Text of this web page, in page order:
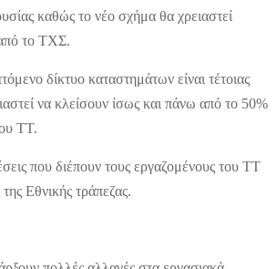
καθώς το νέο σχήμα θα χρειαστεί
το ΤΧΣ.
δίκτυο καταστημάτων είναι τέτοιας
να κλείσουν ίσως και πάνω από το 50%
ΤΤ.
που διέπουν τους εργαζομένους του ΤΤ
Εθνικής τράπεζας.